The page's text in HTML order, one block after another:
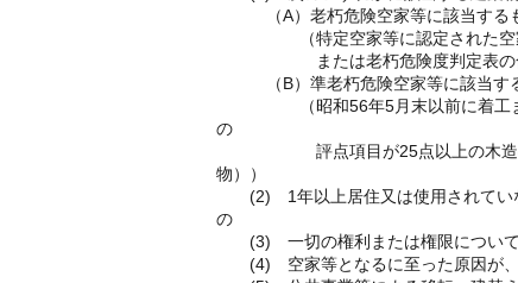
（A）老朽危険空家等に該当する
（特定空家等に認定された空家等
または老朽危険度判定表の合計
（B）準老朽危険空家等に該当す
（昭和56年5月末以前に着工また
の
評点項目が25点以上の木造の空
物））
(2) 1年以上居住又は使用されてい
(3) 一切の権利または権限について
(4) 空家等となるに至った原因が、